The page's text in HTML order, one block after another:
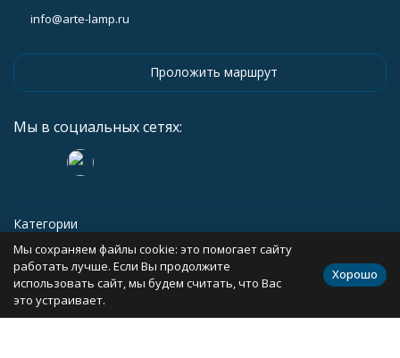
info@arte-lamp.ru
Проложить маршрут
Мы в социальных сетях:
Категории
Информация
Политика персональных данных Карта сайта
Мы сохраняем файлы cookie: это помогает сайту
работать лучше. Если Вы продолжите
использовать сайт, мы будем считать, что Вас
это устраивает.
Хорошо